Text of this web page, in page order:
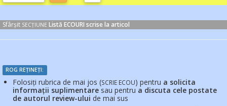
Sfârșit SECȚIUNE Listă ECOURI scrise la articol
ROG REȚINEȚI:
Folosiți rubrica de mai jos (SCRIE ECOU) pentru a solicita
informații suplimentare sau pentru a discuta cele postate
de autorul review-ului de mai sus